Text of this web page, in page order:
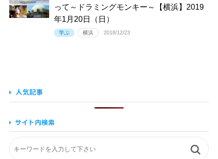
って～ドラミングモンキー～【横浜】2019
年1月20日（日）
学ぶ 横浜 2018/12/23